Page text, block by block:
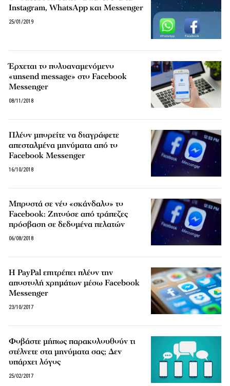
Instagram, WhatsApp και Messenger
25/01/2019
Έρχεται το πολυαναμενόμενο
«unsend message» στο Facebook
Messenger
08/11/2018
Πλέον μπορείτε να διαγράφετε
απεσταλμένα μηνύματα από το
Facebook Messenger
16/10/2018
Μπροστά σε νέο «σκάνδαλο» το
Facebook: Ζητούσε από τράπεζες
πρόσβαση σε δεδομένα πελατών
06/08/2018
Η PayPal επιτρέπει πλέον την
αποστολή χρημάτων μέσω Facebook
Messenger
23/10/2017
Φοβάστε μήπως παρακολουθούν τι
στέλνετε στα μηνύματα σας; Δεν
υπάρχει λόγος
25/02/2017